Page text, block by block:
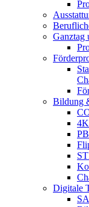
Ganztag
Bildung
Digitale